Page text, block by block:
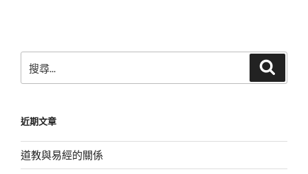
尋
字:
近期文章
道教與易經的關係